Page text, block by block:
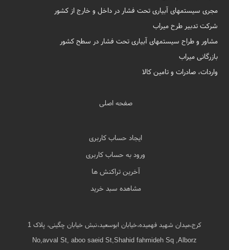
مجری سیستمهای آبیاری تحت فشار در داخل و خارج از کشور
شرکت تدبیر طرح میراب
مشاور و طراح سیستمهای آبیاری تحت فشار در سطح کشور
بازرگانی میراب
واردات، صادرات و تامین کالا
صفحه اصلی
ایجاد حساب کاربری
ورود به حساب کاربری
آخرین تراکنش ها
مشاهده سبد خرید
کرج،میدان شهید فهمیده،خیابان ابوسعید،نبش خیابان چگینی، پلاک 1
No,avval St, aboo saeid St,Shahid fahmideh Sq ,Alborz